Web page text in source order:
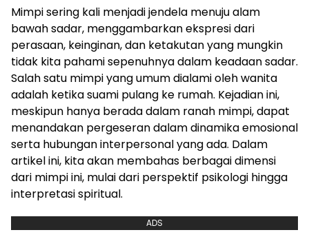
Mimpi sering kali menjadi jendela menuju alam
bawah sadar, menggambarkan ekspresi dari
perasaan, keinginan, dan ketakutan yang mungkin
tidak kita pahami sepenuhnya dalam keadaan sadar.
Salah satu mimpi yang umum dialami oleh wanita
adalah ketika suami pulang ke rumah. Kejadian ini,
meskipun hanya berada dalam ranah mimpi, dapat
menandakan pergeseran dalam dinamika emosional
serta hubungan interpersonal yang ada. Dalam
artikel ini, kita akan membahas berbagai dimensi
dari mimpi ini, mulai dari perspektif psikologi hingga
interpretasi spiritual.
ADS